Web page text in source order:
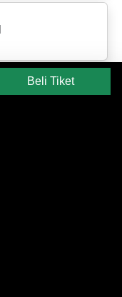
Beli Tiket